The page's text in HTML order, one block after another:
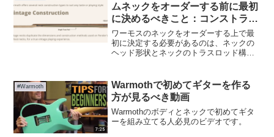
ムネックをオーダーする前に最初
に決めるべきこと：コンストラク
ション
ワーモスのネックをオーダーする上で最
初に決定する必要があるのは、ネックの
ヘッド形状とネックのトラスロッド構造
ッド構造も重要で、ヘッドとトラスロッ
ド構造の組み合わせがある程度絞られる
為です。
#Warmoth
Warmothで初めてギターを作る
方が見るべき動画
Warmothのボディとネックで初めてギタ
ーを組み立てる人必見のビデオです。